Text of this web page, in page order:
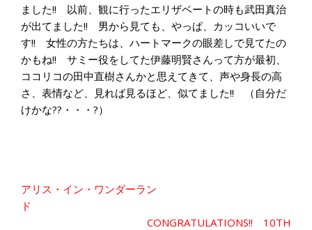
ました!! 以前、観に行ったエリザベートの時も武田真治
が出てました!! 男から見ても、やっぱ、カッコいいで
す!! 女性の方たちは、ハートマークの眼差しで見てたの
かもね!! サミー役をしてた伊藤明賢さんって方が最初、
ココリコの田中直樹さんかと思えてきて、声や身長の高
さ、表情など、見れば見るほど、似てました!! （自分だ
けかな??・・・?）
投アリス・イン・ワンダーラン
ド
CONGRATULATIONS!! 10TH